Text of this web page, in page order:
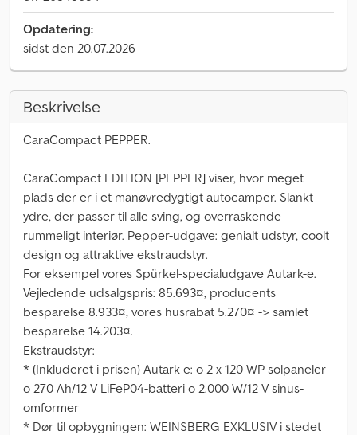
Opdatering:
sidst den 20.07.2026
Beskrivelse
CaraCompact PEPPER.
CaraCompact EDITION [PEPPER] viser, hvor meget
plads der er i et manøvredygtigt autocamper. Slankt
ydre, der passer til alle sving, og overraskende
rummeligt interiør. Pepper-udgave: genialt udstyr, coolt
design og attraktive ekstraudstyr.
For eksempel vores Spürkel-specialudgave Autark-e.
Vejledende udsalgspris: 85.693¤, producents
besparelse 8.933¤, vores husrabat 5.270¤ -> samlet
besparelse 14.203¤.
Ekstraudstyr:
* (Inkluderet i prisen) Autark e: o 2 x 120 WP solpaneler
o 270 Ah/12 V LiFeP04-batteri o 2.000 W/12 V sinus-
omformer
* Dør til opbygningen: WEINSBERG EXKLUSIV i stedet